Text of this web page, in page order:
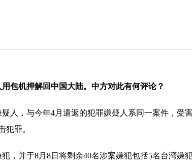
包机押解回中国大陆。中方对此有何评论？
，与今年4月遣返的犯罪嫌疑人系同一案件，受
犯罪。
并于8月8日将剩余40名涉案嫌犯包括5名台湾嫌